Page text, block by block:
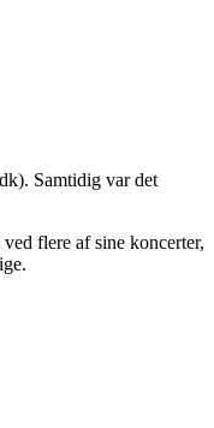
Samtidig var det
flere af sine koncerter,